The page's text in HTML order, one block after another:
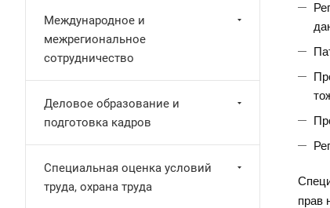
прав
Международное и
межрегиональное
сотрудничество
Деловое образование и
подготовка кадров
Специальная оценка условий
труда, охрана труда